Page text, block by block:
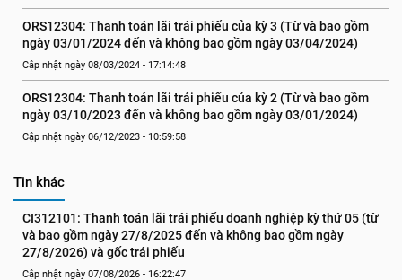
ORS12304: Thanh toán lãi trái phiếu của kỳ 3 (Từ và bao gồm
ngày 03/01/2024 đến và không bao gồm ngày 03/04/2024)
Cập nhật ngày 08/03/2024 - 17:14:48
ORS12304: Thanh toán lãi trái phiếu của kỳ 2 (Từ và bao gồm
ngày 03/10/2023 đến và không bao gồm ngày 03/01/2024)
Cập nhật ngày 06/12/2023 - 10:59:58
Tin khác
CI312101: Thanh toán lãi trái phiếu doanh nghiệp kỳ thứ 05 (từ
và bao gồm ngày 27/8/2025 đến và không bao gồm ngày
27/8/2026) và gốc trái phiếu
Cập nhật ngày 07/08/2026 - 16:22:47